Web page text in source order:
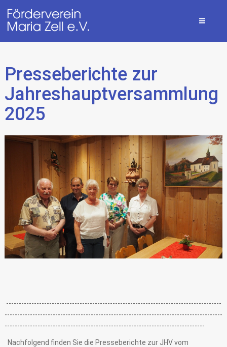
Presseberichte zur
Jahreshauptversammlung
2025
-------------------------------------------------------------------------------------
--------------------------------------------------------------------------------------
-------------------------------------------------------------------------------
Nachfolgend finden Sie die Presseberichte zur JHV vom